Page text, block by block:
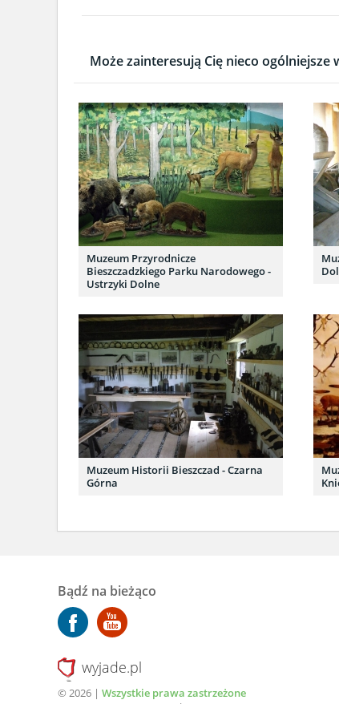
Może zainteresują Cię nieco ogólniejsze
Muzeum Przyrodnicze
Bieszczadzkiego Parku Narodowego -
Ustrzyki Dolne
Muzeum Historii Bieszczad - Czarna
Górna
Bądź na bieżąco
wyjade.pl
© 2026 | Wszystkie prawa zastrzeżone